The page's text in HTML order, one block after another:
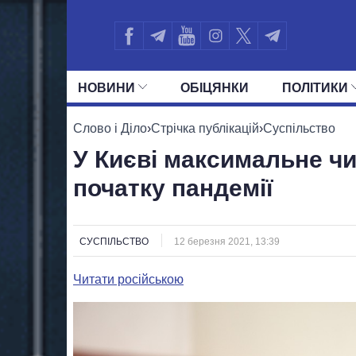
НОВИНИ ОБIЦЯНКИ ПОЛIТИКИ
УСІ ПОЛІТИКИ ПРЕЗИДЕНТ І ОФІС
Слово і Діло›Стрічка публікацій›Суспільство
У Києві максимальне
початку пандемії
СУСПІЛЬСТВО 12 березня 2021, 13:39
Читати російською